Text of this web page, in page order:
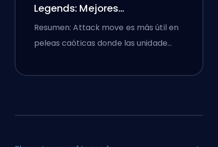
Legends: Mejores
Configuraciones
Resumen: Attack move es más útil en
peleas caóticas donde las unidade…